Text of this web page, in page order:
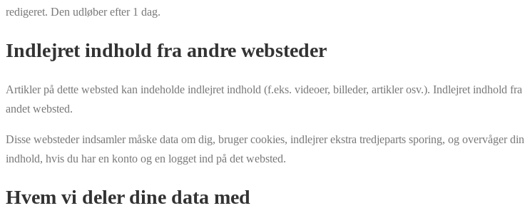
redigeret. Den udløber efter 1 dag.
Indlejret indhold fra andre websteder
Artikler på dette websted kan indeholde indlejret indhold (f.eks. videoer, billeder, artikler osv.). Indlejret indhold
andet websted.
Disse websteder indsamler måske data om dig, bruger cookies, indlejrer ekstra tredjeparts sporing, og overvåger
indhold, hvis du har en konto og en logget ind på det websted.
Hvem vi deler dine data med